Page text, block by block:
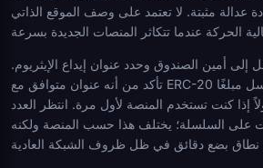
عدالة مثبتة. لا تعتمد على وصف الموقع الذاتي
إلى أمين الصندوق وحدد عنوان إيداع الإيثريوم.
تأكد من أنه عنوان متوافق مع ERC-20 قبل بدء أي تحويل. أرسل مبلغًا
إذا كنت تستخدم المنصة لأول مرة. انتظر العدد
على السلسلة؛ يختلف هذا حسب المنصة ولكنه